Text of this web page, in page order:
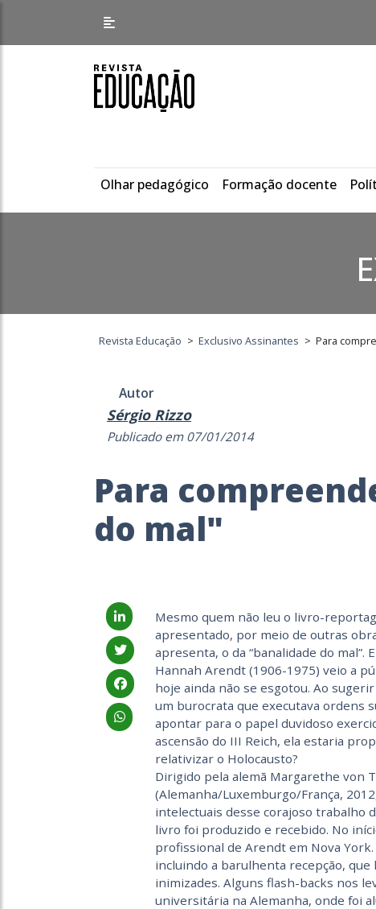
Olhar pedagógico Formação docente
Revista Educação > Exclusivo Assinantes > Para
Autor
Sérgio Rizzo
Publicado em 07/01/2014
Para
do mal"
Mesmo quem não leu o livro-
apresentado, por meio de outras
apresenta, o da “banalidade do mal”.
Hannah Arendt (1906-1975) veio a
hoje ainda não se esgotou. Ao
um burocrata que executava ordens
apontar para o papel duvidoso
ascensão do III Reich, ela estaria
relativizar o Holocausto?
Dirigido pela alemã Margarethe von
(Alemanha/Luxemburgo/França,
intelectuais desse corajoso trabalho
livro foi produzido e recebido. No
profissional de Arendt em Nova
incluindo a barulhenta recepção,
inimizades. Alguns flash-backs nos
universitária na Alemanha, onde foi